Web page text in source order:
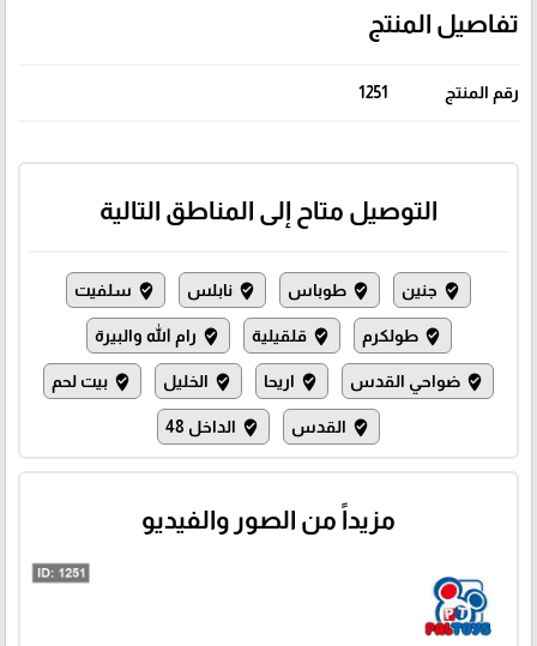
تفاصيل المنتج
رقم المنتج 1251
التوصيل متاح إلى المناطق التالية
where_to_vote جنين where_to_vote طوباس where_to_vote نابلس where_to_vote سلفيت
where_to_vote طولكرم where_to_vote قلقيلية where_to_vote رام الله والبيرة
where_to_vote ضواحي القدس where_to_vote اريحا where_to_vote الخليل where_to_vote بيت لحم
where_to_vote القدس where_to_vote الداخل 48
مزيداً من الصور والفيديو